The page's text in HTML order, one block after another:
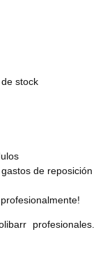
stock
de reposición
profesionales.